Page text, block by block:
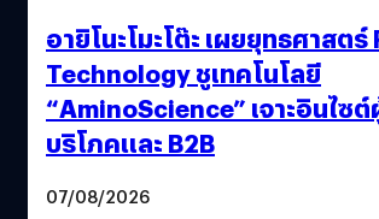
อายิโนะโมะโต๊ะ เผยยุทธศาสตร์
Technology ชูเทคโนโลยี
“AminoScience” เจาะอินไซ
บริโภคและ B2B
07/08/2026